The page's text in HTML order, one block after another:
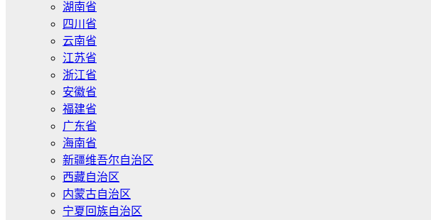
湖南省
四川省
云南省
江苏省
浙江省
安徽省
福建省
广东省
海南省
新疆维吾尔自治区
西藏自治区
内蒙古自治区
宁夏回族自治区